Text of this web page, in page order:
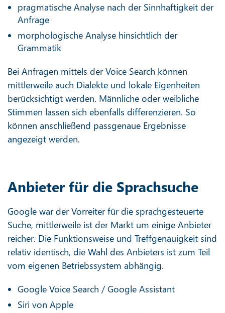
pragmatische Analyse nach der Sinnhaftigkeit der
Anfrage
morphologische Analyse hinsichtlich der
Grammatik
Bei Anfragen mittels der Voice Search können
mittlerweile auch Dialekte und lokale Eigenheiten
berücksichtigt werden. Männliche oder weibliche
Stimmen lassen sich ebenfalls differenzieren. So
können anschließend passgenaue Ergebnisse
angezeigt werden.
Anbieter für die Sprachsuche
Google war der Vorreiter für die sprachgesteuerte
Suche, mittlerweile ist der Markt um einige Anbieter
reicher. Die Funktionsweise und Treffgenauigkeit sind
relativ identisch, die Wahl des Anbieters ist zum Teil
vom eigenen Betriebssystem abhängig.
Google Voice Search / Google Assistant
Siri von Apple